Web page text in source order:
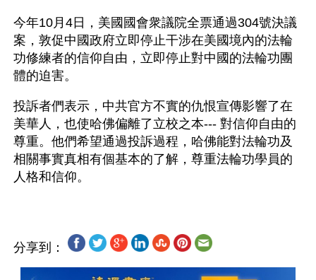
今年10月4日，美國國會衆議院全票通過304號決議
案，敦促中國政府立即停止干涉在美國境內的法輪
功修練者的信仰自由，立即停止對中國的法輪功團
體的迫害。
投訴者們表示，中共官方不實的仇恨宣傳影響了在
美華人，也使哈佛偏離了立校之本--- 對信仰自由的
尊重。他們希望通過投訴過程，哈佛能對法輪功及
相關事實真相有個基本的了解，尊重法輪功學員的
分享到：